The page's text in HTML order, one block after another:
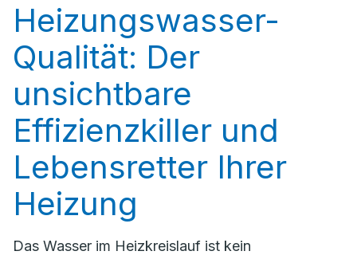
Heizungswasser-
Qualität: Der
unsichtbare
Effizienzkiller und
Lebensretter Ihrer
Heizung
Das Wasser im Heizkreislauf ist kein